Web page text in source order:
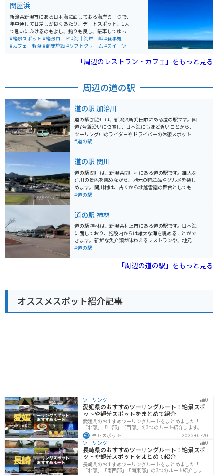
関屋浜
新潟県新潟市にある日本海に面しておる海岸の一つで、
年中通して日差しが良くあたり、デートスポット、1人
で思いにふけるのもよし、釣りも良し、駐車してゆっく
りするも良し、海で水遊びも良し、夏にはビーチクリー
ンや海の家、サップ、マリンスポーツもできて非常に人
にはジェラート屋さんや水族館、新潟の都心部である古
#絶景スポット #絶景ロード #海｜海岸｜岬#食事処
#カフェ｜軽食#商業施設#ソフトクリーム#スイーツ
「周辺のレストラン・カフェ」をもっと見る
周辺の道の駅
道の駅 加治川
道の駅 加治川は、新潟県新発田市にある道の駅です。国
道7号線沿いに位置し、日本海にもほど近いことから、
ツーリング中のライダーやドライバーの休憩スポットと
して人気があります。 施設内には、地元の新鮮な農産物
んに使った海鮮丼や、地元産コシヒカリを使ったおむす
びはおすすめです。 また、道の駅 加治川は、周辺に観光
スポットが多いのも魅力です。車で約10分のところに
は、月岡温泉があり、温泉街の散策を楽しむことができ
ます。バイクで訪れた際は、日本海沿いの国道7号線を北
#道の駅
道の駅 関川
道の駅 関川は、新潟県関川村にある道の駅です。雄大な
荒川の景色を眺めながら、地元の特産品やグルメを楽し
めます。 関川村は、古くから北越雪譜の舞台としても知
られ、歴史と文化を感じられる場所です。道の駅では、
人気です。 バイクで訪れる際は、道の駅からほど近い
「猿ヶ京温泉」や「鷹の巣温泉」で疲れた体を癒やすの
もおすすめです。周辺には、ワインディングロードも多
いため、ツーリングの休憩スポットとしても最適です。
#道の駅
道の駅 神林
道の駅 神林は、新潟県村上市にある道の駅です。日本海
に面しており、施設内からは雄大な海を眺めることがで
きます。 新鮮な魚介類が味わえるレストランや、地元の
特産品を販売する直売所が人気です。特に、鮭やいくら
訪れる場合、日本海沿いのシーサイドラインを走行する
と、爽快なツーリングを楽しむことができます。道の駅
る旅を楽しんでみてはいかがでしょうか。
#道の駅
「周辺の道の駅」をもっと見る
オススメスポット紹介記事
ツーリング 0
愛媛県のおすすめツーリングルート！絶景スポ
ットや観光スポットをまとめて紹介
愛媛県のおすすめツーリングルートをまとめました！
「北部」「中部」「西部」の3つのルート紹介します。山
や海といった自然だけでなく、気軽に渡れる島もあり
様々な楽しみ方ができます。バイクで愛媛県にツーリン
グに行く際は参考にしてください。
モトスポット
2023-03-20
ツーリング
0
長崎県のおすすめツーリングルート！絶景スポ
ットや観光スポットをまとめて紹介
長崎県のおすすめツーリングルートをまとめました！
「北部」「南西部」「南東部」の3つのルート紹介しま